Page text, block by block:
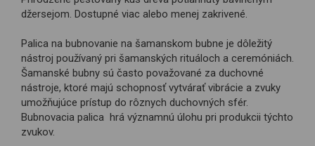
džersejom. Dostupné viac alebo menej zakrivené.
Palica na bubnovanie na šamanskom bubne je dôležitý
nástroj používaný pri šamanských rituáloch a ceremóniách.
Šamanské bubny sú často považované za duchovné
nástroje, ktoré majú schopnosť vytvárať vibrácie a zvuky
umožňujúce prístup do rôznych duchovných sfér.
Bubnovacia palica hrá významnú úlohu pri produkcii týchto
zvukov.